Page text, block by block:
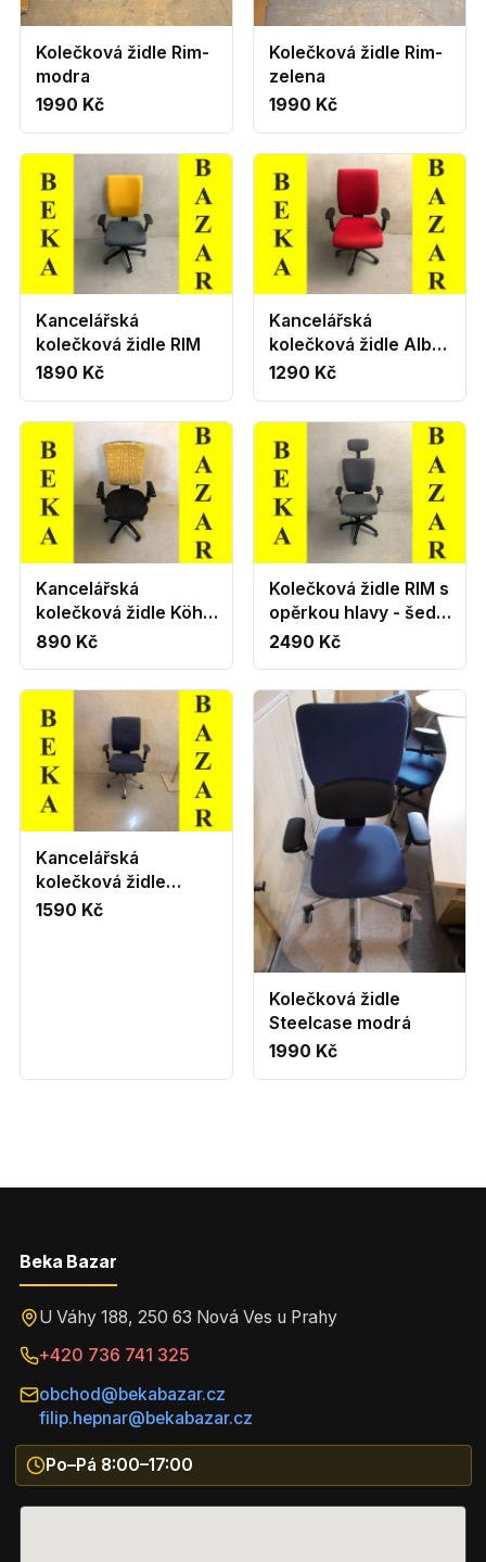
Kolečková židle Rim-
modra
1990 Kč
Kolečková židle Rim-
zelena
1990 Kč
Kancelářská
kolečková židle RIM
1890 Kč
Kancelářská
kolečková židle Alba
červená
1290 Kč
Kancelářská
kolečková židle Köhl
- černo-žlutá barva
890 Kč
Kolečková židle RIM s
opěrkou hlavy - šedá
barva
2490 Kč
Kancelářská
kolečková židle
semišová - modrá
1590 Kč
Kolečková židle
Steelcase modrá
1990 Kč
Beka Bazar
U Váhy 188, 250 63 Nová Ves u Prahy
+420 736 741 325
obchod@bekabazar.cz
filip.hepnar@bekabazar.cz
Po–Pá 8:00–17:00